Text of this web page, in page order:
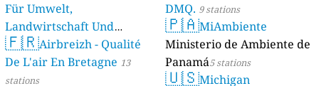
Für Umwelt,
Landwirtschaft Und
Geologie) 50 stations
🇫🇷Airbreizh - Qualité
De L'air En Bretagne 13
stations
DMQ. 9 stations
🇵🇦MiAmbiente
Ministerio de Ambiente de
Panamá5 stations
🇺🇸Michigan